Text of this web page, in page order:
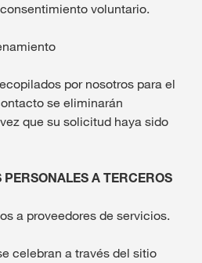
voluntario.
por nosotros para el
se eliminarán
que su solicitud haya sido
A TERCEROS
a proveedores de servicios.
celebran a través del sitio